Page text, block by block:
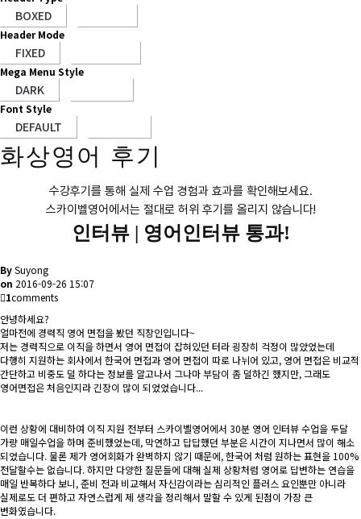
Header Mode
Mega Menu Style
Font Style
화상영어 후기
수강후기를 통해 실제 수업 경험과 효과를 확인해보세요.
스카이벨영어에서는 절대로 허위 후기를 올리지 않습니다!
인터뷰 | 영어인터뷰 통과!
BySuyong
on 2016-09-26 15:07
1comments
안녕하세요?
얼마전에 경력직 영어 면접을 봤던 직장인입니다~
저는 경력직으로 이직을 하면서 영어 면접이 잡혀있던 터라 굉장히 걱정이 많았었는데
다행히 지원하는 회사에서 한국어 면접과 영어 면접이 따로 나뉘어 있고, 영어 면접은 비교적
간단하고 비중도 덜 하다는 정보를 알고나서 그나마 부담이 좀 덜하긴 했지만, 그래도
영어면접은 처음인지라 긴장이 많이 되었었습니다...
이런 상황에 대비하여 이직 지원 전부터 스카이벨영어에서 30분 영어 인터뷰 수업을 두달
가량 매일수업을 하며 준비했었는데, 막연하고 답답했던 부분은 시간이 지나면서 많이 해소
되었습니다. 물론 제가 영어회화가 완벽하지 않기 때문에, 한국어 처럼 원하는 표현을 100%
전달할수는 없습니다. 하지만 다양한 질문들에 대해 실제 상황처럼 영어로 답변하는 연습을
매일 반복하다 보니, 준비 전과 비교해서 자신감이라는 심리적인 플러스 요인뿐만 아니라
실제로도 더 편하고 자연스럽게 제 생각을 정리해서 말할 수 있게 된점이 가장 큰
변화였습니다.